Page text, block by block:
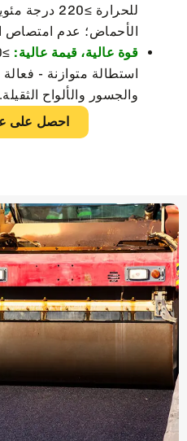
للحرارة
الأحماض؛ عدم امتصاص
قوة عالية، قيمة عالية:
استطالة متوازنة -
والجسور والألواح الثقيلة.
احصل على